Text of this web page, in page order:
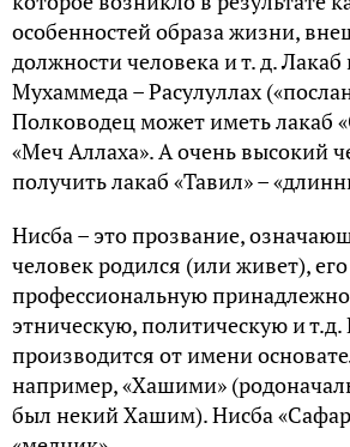
особенностей образа жизни,
должности человека и т. д. Лакаб
Мухаммеда – Расулуллах
Полководец может иметь лакаб
«Меч Аллаха». А очень высокий
получить лакаб «Тавил» –
Нисба – это прозвание,
человек родился (или живет), его
профессиональную
этническую, политическую и т.д.
производится от имени
например, «Хашими»
был некий Хашим). Нисба